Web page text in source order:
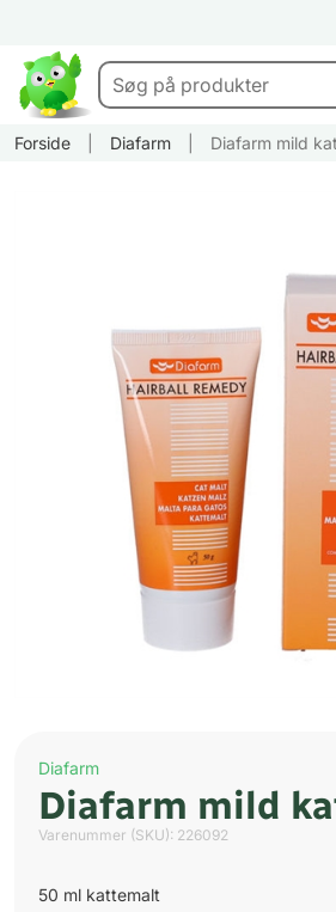
Forside Diafarm Diafarm mild
Diafarm
Diafarm mild
Varenummer (SKU): 226092
50 ml kattemalt